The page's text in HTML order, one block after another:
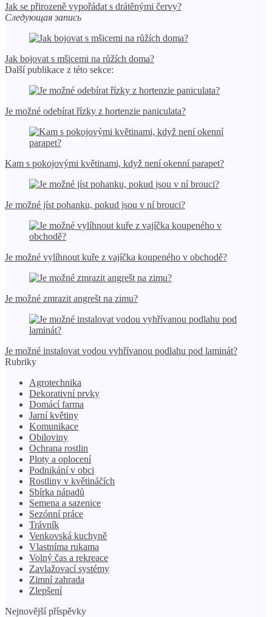
Jak se přirozeně vypořádat s drátěnými červy?
Следующая запись
Jak bojovat s mšicemi na růžích doma?
Další publikace z této sekce:
Je možné odebírat řízky z hortenzie paniculata?
Kam s pokojovými květinami, když není okenní parapet?
Je možné jíst pohanku, pokud jsou v ní brouci?
Je možné vylíhnout kuře z vajíčka koupeného v obchodě?
Je možné zmrazit angrešt na zimu?
Je možné instalovat vodou vyhřívanou podlahu pod laminát?
Rubriky
Agrotechnika
Dekorativní prvky
Domácí farma
Jarní květiny
Komunikace
Obiloviny
Ochrana rostlin
Ploty a oplocení
Podnikání v obci
Rostliny v květináčích
Sbírka nápadů
Semena a sazenice
Sezónní práce
Trávník
Venkovská kuchyně
Vlastníma rukama
Volný čas a rekreace
Zavlažovací systémy
Zimní zahrada
Zlepšení
Nejnovější příspěvky